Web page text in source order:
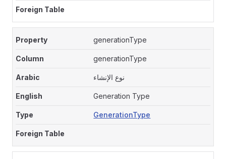
generationType
generationType
نوع الإنشاء
Generation Type
GenerationType